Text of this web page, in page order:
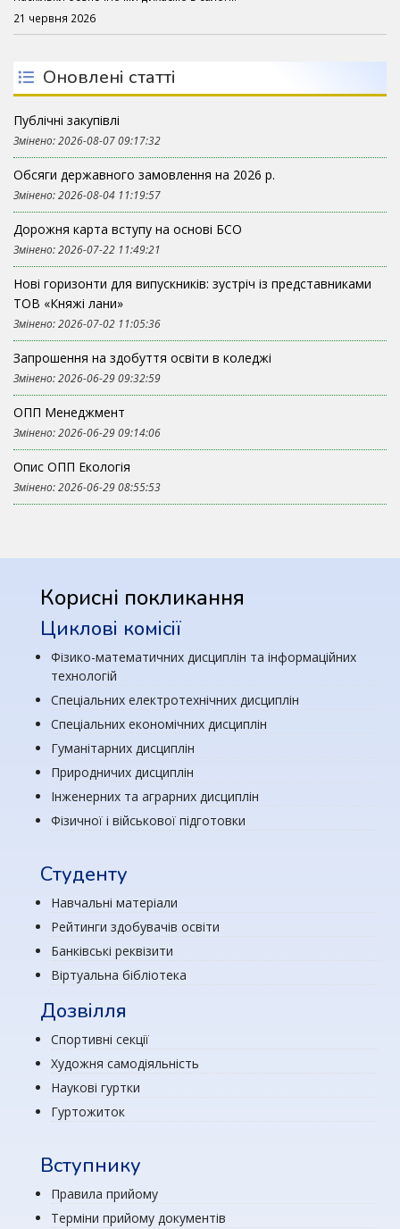
21 червня 2026
Оновлені статті
Публічні закупівлі
Змінено: 2026-08-07 09:17:32
Обсяги державного замовлення на 2026 р.
Змінено: 2026-08-04 11:19:57
Дорожня карта вступу на основі БСО
Змінено: 2026-07-22 11:49:21
Нові горизонти для випускників: зустріч із представниками
ТОВ «Княжі лани»
Змінено: 2026-07-02 11:05:36
Запрошення на здобуття освіти в коледжі
Змінено: 2026-06-29 09:32:59
ОПП Менеджмент
Змінено: 2026-06-29 09:14:06
Опис ОПП Екологія
Змінено: 2026-06-29 08:55:53
Корисні покликання
Циклові комісії
Фізико-математичних дисциплін та інформаційних
технологій
Спеціальних електротехнічних дисциплін
Спеціальних економічних дисциплін
Гуманітарних дисциплін
Природничих дисциплін
Інженерних та аграрних дисциплін
Фізичної і військової підготовки
Студенту
Навчальні матеріали
Рейтинги здобувачів освіти
Банківські реквізити
Віртуальна бібліотека
Дозвілля
Спортивні секції
Художня самодіяльність
Наукові гуртки
Гуртожиток
Вступнику
Правила прийому
Терміни прийому документів